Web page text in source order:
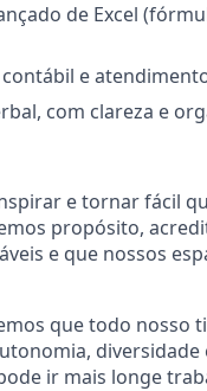
de Excel
e
com clareza e
e tornar fácil
propósito,
e que nossos
que todo nosso
ir mais longe